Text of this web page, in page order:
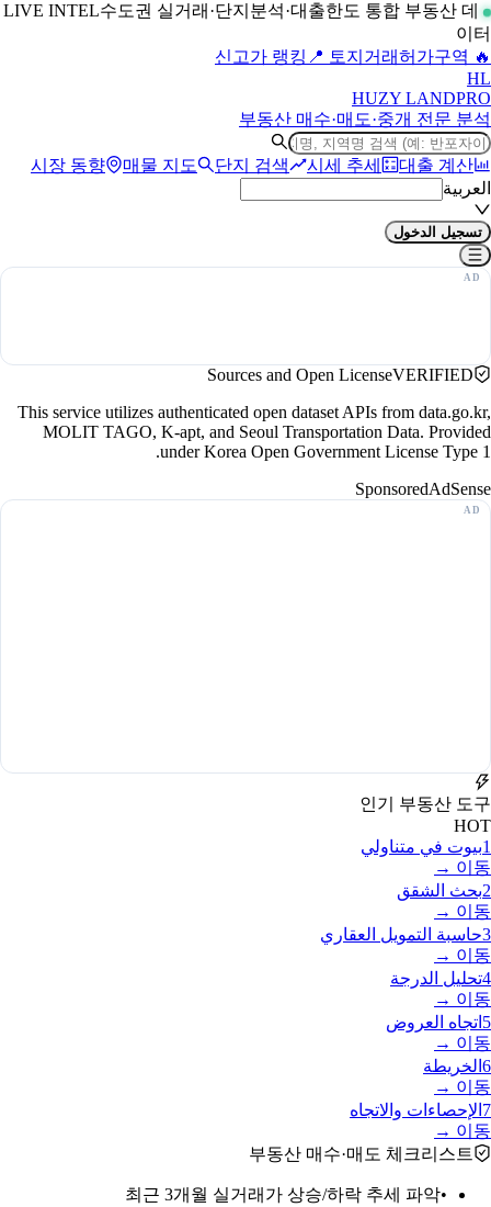
LIVE INTEL
수도권 실거래·단지분석·대출한도 통합 부동산 데
이터
🔥 신고가 랭킹
📍 토지거래허가구역
HL
HUZY LANDPRO
부동산 매수·매도·중개 전문 분석
시장 동향 매물 지도 단지 검색 시세 추세
대출 계산
العربية
تسجيل الدخول
Sources and Open LicenseVERIFIED
This service utilizes authenticated open dataset APIs from data.go.kr,
MOLIT TAGO, K-apt, and Seoul Transportation Data. Provided
under Korea Open Government License Type 1.
SponsoredAdSense
인기 부동산 도구
HOT
1بيوت في متناولي
이동 →
2بحث الشقق
이동 →
3حاسبة التمويل العقاري
이동 →
4تحليل الدرجة
이동 →
5 اتجاه العروض
이동 →
6 الخريطة
이동 →
7 الإحصاءات والاتجاه
이동 →
부동산 매수·매도 체크리스트
•
최근 3개월 실거래가 상승/하락 추세 파악